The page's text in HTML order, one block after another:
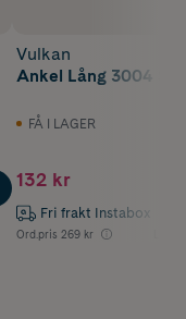
Vulkan
Ankel Lång 3004
FÅ I LAGER
132 kr
Fri frakt Instabox
Ord.pris 269 kr